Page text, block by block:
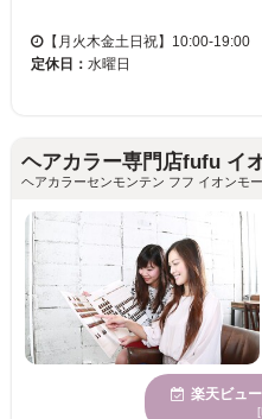
【月火木金土日祝】10:00-19:00
定休日： 水曜日
ヘアカラー専門店fufu イ
ヘアカラーセンモンテン フフ イオンモ
楽天ビュ